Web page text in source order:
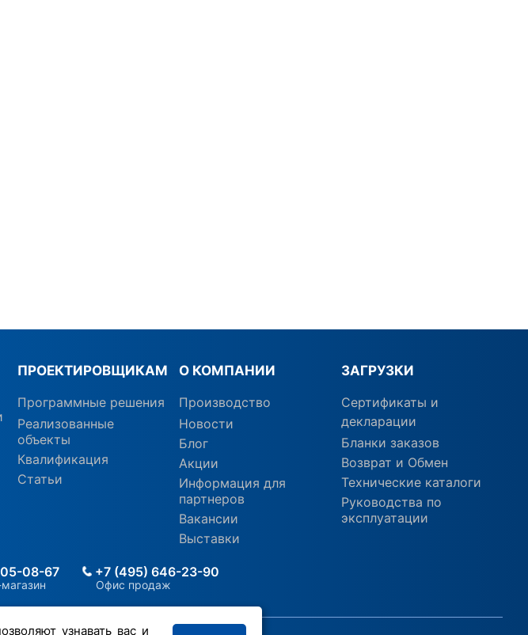
узнавать вас и
ПРОЕКТИРОВЩИКАМ
Программные решения
Реализованные
объекты
Квалификация
Статьи
О КОМПАНИИ
Производство
Новости
Блог
Акции
Информация для
партнеров
Вакансии
Выставки
ЗАГРУЗКИ
Сертификаты и
декларации
Бланки заказов
Возврат и Обмен
Технические каталоги
Руководства по
эксплуатации
08-67 +7 (495) 646-23-90
Офис продаж